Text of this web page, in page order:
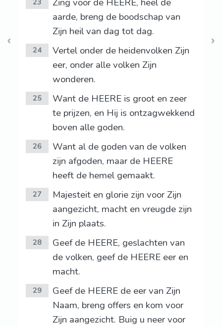
23
Zing voor de HEERE, heel de
aarde, breng de boodschap van
Zijn heil van dag tot dag.
24
Vertel onder de heidenvolken Zijn
eer, onder alle volken Zijn
wonderen.
25
Want de HEERE is groot en zeer
te prijzen, en Hij is ontzagwekkend
boven alle goden.
26
Want al de goden van de volken
zijn afgoden, maar de HEERE
heeft de hemel gemaakt.
27
Majesteit en glorie zijn voor Zijn
aangezicht, macht en vreugde zijn
in Zijn plaats.
28
Geef de HEERE, geslachten van
de volken, geef de HEERE eer en
macht.
29
Geef de HEERE de eer van Zijn
Naam, breng offers en kom voor
Zijn aangezicht. Buig u neer voor